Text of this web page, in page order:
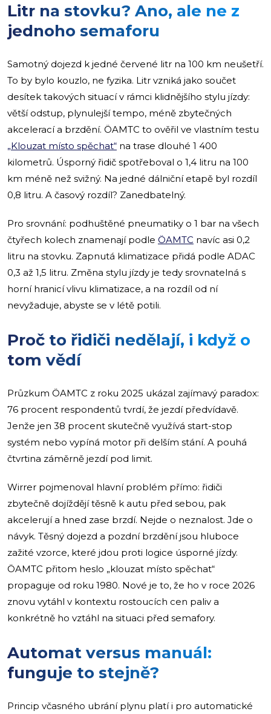
Litr na stovku? Ano, ale ne z
jednoho semaforu
Samotný dojezd k jedné červené litr na 100 km neušetří.
To by bylo kouzlo, ne fyzika. Litr vzniká jako součet
desítek takových situací v rámci klidnějšího stylu jízdy:
větší odstup, plynulejší tempo, méně zbytečných
akcelerací a brzdění. ÖAMTC to ověřil ve vlastním testu
„Klouzat místo spěchat“ na trase dlouhé 1 400
kilometrů. Úsporný řidič spotřeboval o 1,4 litru na 100
km méně než svižný. Na jedné dálniční etapě byl rozdíl
0,8 litru. A časový rozdíl? Zanedbatelný.
Pro srovnání: podhuštěné pneumatiky o 1 bar na všech
čtyřech kolech znamenají podle ÖAMTC navíc asi 0,2
litru na stovku. Zapnutá klimatizace přidá podle ADAC
0,3 až 1,5 litru. Změna stylu jízdy je tedy srovnatelná s
horní hranicí vlivu klimatizace, a na rozdíl od ní
nevyžaduje, abyste se v létě potili.
Proč to řidiči nedělají, i když o
tom vědí
Průzkum ÖAMTC z roku 2025 ukázal zajímavý paradox:
76 procent respondentů tvrdí, že jezdí předvídavě.
Jenže jen 38 procent skutečně využívá start-stop
systém nebo vypíná motor při delším stání. A pouhá
čtvrtina záměrně jezdí pod limit.
Wirrer pojmenoval hlavní problém přímo: řidiči
zbytečně dojíždějí těsně k autu před sebou, pak
akcelerují a hned zase brzdí. Nejde o neznalost. Jde o
návyk. Těsný dojezd a pozdní brzdění jsou hluboce
zažité vzorce, které jdou proti logice úsporné jízdy.
ÖAMTC přitom heslo „klouzat místo spěchat“
propaguje od roku 1980. Nové je to, že ho v roce 2026
znovu vytáhl v kontextu rostoucích cen paliv a
konkrétně ho vztáhl na situaci před semafory.
Automat versus manuál:
funguje to stejně?
Princip včasného ubrání plynu platí i pro automatické